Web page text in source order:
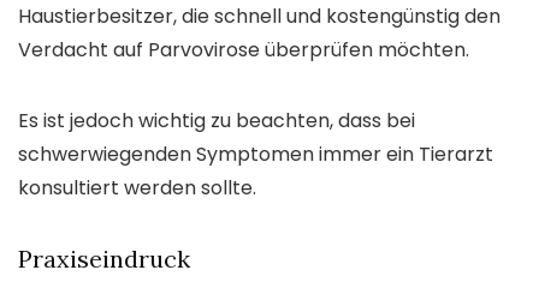
Haustierbesitzer, die schnell und kostengünstig den
Verdacht auf Parvovirose überprüfen möchten.
Es ist jedoch wichtig zu beachten, dass bei
schwerwiegenden Symptomen immer ein Tierarzt
konsultiert werden sollte.
Praxiseindruck